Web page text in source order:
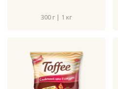
300 г | 1 кг